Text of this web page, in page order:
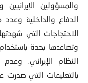
والمسؤولين
الدفاع والداخلية
الاحتجاجات التي
وتصاعدها بحدة
النظام الإيراني، وعدم
بالتعليمات التي صدرت